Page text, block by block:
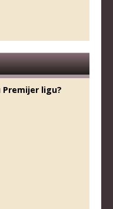
Premijer ligu?